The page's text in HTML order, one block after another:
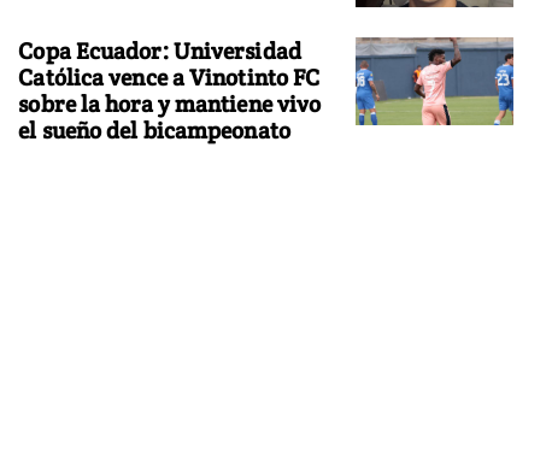
Copa Ecuador: Universidad
Católica vence a Vinotinto FC
sobre la hora y mantiene vivo
el sueño del bicampeonato